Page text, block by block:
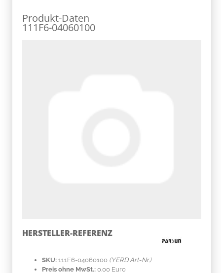
Produkt-Daten
111F6-04060100
HERSTELLER-REFERENZ
SKU: 111F6-04060100 (YERD Art-Nr.)
Preis ohne MwSt.: 0.00 Euro